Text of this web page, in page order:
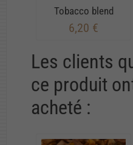
Tobacco blend
6,20 €
Les clients
ce produit
acheté :